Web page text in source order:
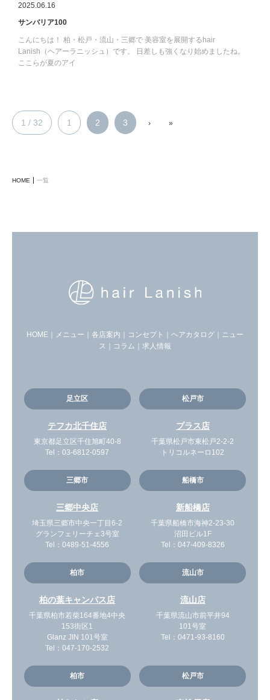
2025.06.16
サンバリア100
こんにちは！ 柏・松戸・流山・三郷で 美容室を展開するhair
Lanish（ヘアーラニッシュ）です。 日差しも強くなり始めましたね。
ここらが夏のアイ
1 / 32 1 2 3 › »
HOME 一覧
HOME メニュー 各店案内 コンセプト ヘアカタログ
ニュー
ス
コラム 求人情報
足立区
テフカ北千住店
東京都足立区千住旭町40-8
Tel：03-6812-0597
松戸市
プラス店
千葉県松戸市東松戸2-2-2
トリコルネーロ102
三郷市
三郷中央店
埼玉県三郷市中央一丁目6-2
グランフェリーチェ3号室
Tel：0489-51-4556
船橋市
新船橋店
千葉県船橋市海神2-23-30
沼田ビル1F
Tel： 047-409-8326
柏市
柏の葉キャンパス店
千葉県柏市若柴164番地4中央
153街区1
Glanz JIN 101号室
Tel：047-170-2532
流山市
流山店
千葉県流山市前平井94
101号室
Tel： 0471-93-8160
柏市 松戸市